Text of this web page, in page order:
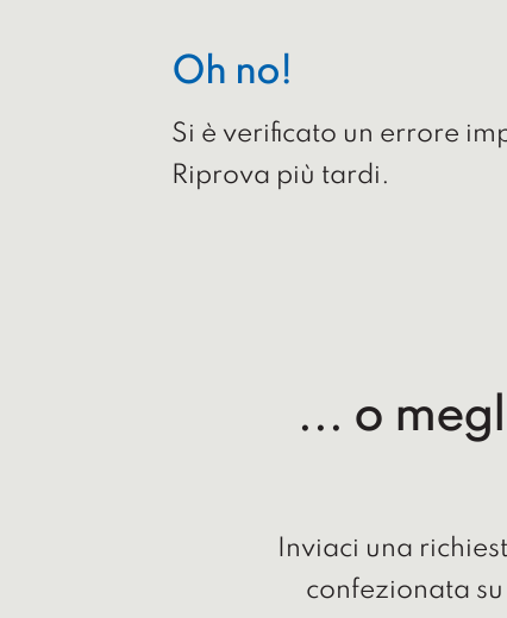
Oh no!
Si è verificato un errore
Riprova più tardi.
... o
Inviaci una
confezionata